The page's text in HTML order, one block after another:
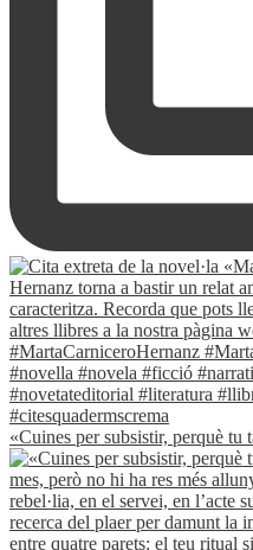
«Cuines per subsistir, perquè tu